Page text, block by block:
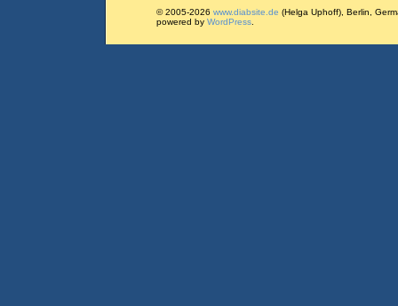
© 2005-2026 www.diabsite.de (Helga Uphoff), Berlin,
powered by WordPress.